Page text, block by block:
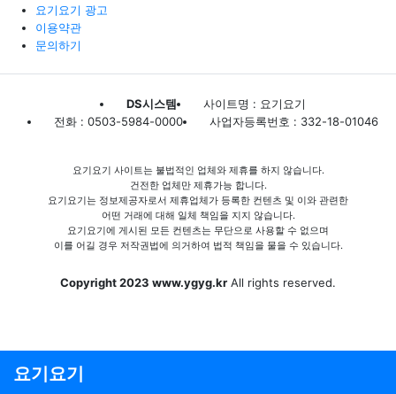
요기요기 광고
이용약관
문의하기
DS시스템
사이트명 : 요기요기
전화 : 0503-5984-0000
사업자등록번호 : 332-18-01046
요기요기 사이트는 불법적인 업체와 제휴를 하지 않습니다.
건전한 업체만 제휴가능 합니다.
요기요기는 정보제공자로서 제휴업체가 등록한 컨텐츠 및 이와 관련한
어떤 거래에 대해 일체 책임을 지지 않습니다.
요기요기에 게시된 모든 컨텐츠는 무단으로 사용할 수 없으며
이를 어길 경우 저작권법에 의거하여 법적 책임을 물을 수 있습니다.
Copyright 2023 www.ygyg.kr All rights reserved.
요기요기